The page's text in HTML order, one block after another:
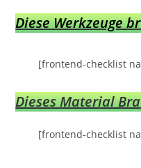
Diese Werkzeuge
[frontend-checklist
Dieses Material
[frontend-checklist